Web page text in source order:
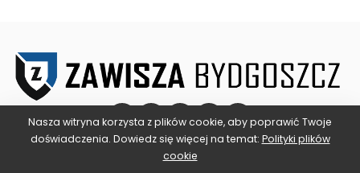
Nasza witryna korzysta z plików cookie, aby poprawić Twoje
doświadczenia. Dowiedz się więcej na temat: Polityki plików
cookie